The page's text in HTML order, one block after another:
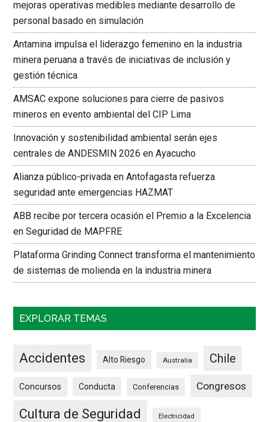
mejoras operativas medibles mediante desarrollo de
personal basado en simulación
Antamina impulsa el liderazgo femenino en la industria
minera peruana a través de iniciativas de inclusión y
gestión técnica
AMSAC expone soluciones para cierre de pasivos
mineros en evento ambiental del CIP Lima
Innovación y sostenibilidad ambiental serán ejes
centrales de ANDESMIN 2026 en Ayacucho
Alianza público-privada en Antofagasta refuerza
seguridad ante emergencias HAZMAT
ABB recibe por tercera ocasión el Premio a la Excelencia
en Seguridad de MAPFRE
Plataforma Grinding Connect transforma el mantenimiento
de sistemas de molienda en la industria minera
EXPLORAR TEMAS
Accidentes Alto Riesgo Australia Chile
Concursos Conducta Conferencias Congresos
Cultura de Seguridad Electricidad